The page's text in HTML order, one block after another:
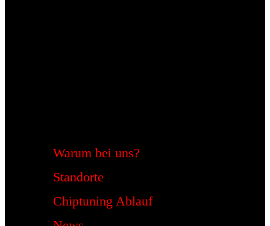
Warum bei uns?
Standorte
Chiptuning Ablauf